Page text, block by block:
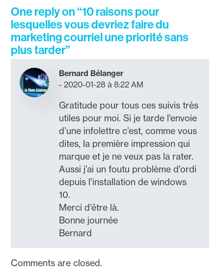
One reply on “10 raisons pour
lesquelles vous devriez faire du
marketing courriel une priorité sans
plus tarder”
Bernard Bélanger
2020-01-28 à 8:22 AM
Gratitude pour tous ces suivis très
utiles pour moi. Si je tarde l’envoie
d’une infolettre c’est, comme vous
dites, la première impression qui
marque et je ne veux pas la rater.
Aussi j’ai un foutu problème d’ordi
depuis l’installation de windows
10.
Merci d’être là.
Bonne journée
Bernard
Comments are closed.